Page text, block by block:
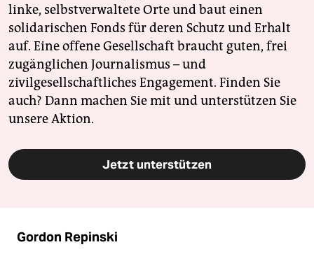
linke, selbstverwaltete Orte und baut einen
solidarischen Fonds für deren Schutz und Erhalt
auf. Eine offene Gesellschaft braucht guten, frei
zugänglichen Journalismus – und
zivilgesellschaftliches Engagement. Finden Sie
auch? Dann machen Sie mit und unterstützen Sie
unsere Aktion.
Jetzt unterstützen
Gordon Repinski